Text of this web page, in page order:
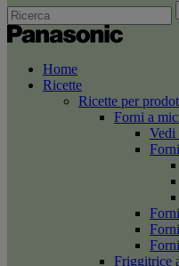
Home
Ricette
Ricette per
Forni a
Vedi
Friggitrice